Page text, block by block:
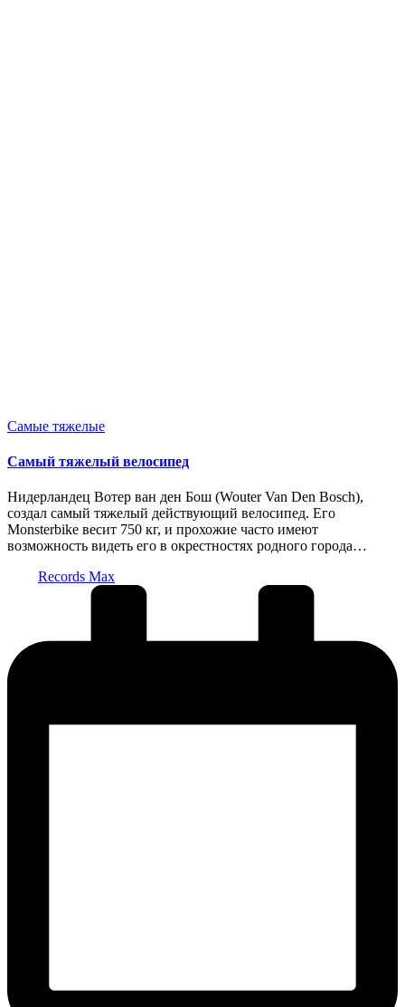
Опубликовано
Самые тяжелые
Самый тяжелый велосипед
Нидерландец Вотер ван ден Бош (Wouter Van Den Bosch),
создал самый тяжелый действующий велосипед. Его
Monsterbike весит 750 кг, и прохожие часто имеют
возможность видеть его в окрестностях родного города…
Records Max